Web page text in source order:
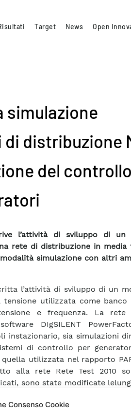
Consenso Cookie
Target News Open
simulazione
distribuzione
del controllo
l’attività di sviluppo di un
rete di distribuzione in media
simulazione con altri
l’attività di sviluppo di un
utilizzata come banco
e frequenza. La rete
DIgSILENT
instazionario, sia simulazioni
di controllo per
utilizzata nel rapporto
alla rete Rete Test 2010
sono state modificate
le tipologie di alcuni
distribuiti e aggiornati i